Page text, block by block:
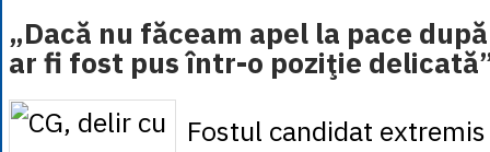
1 KRW= 0.3047
1 MDL = 0.2538
1 MXN= 0.2227
1 PLN= 1.1646
„Dacă nu făceam apel la pace
ar fi fost pus într-o poziţie
Fostul candidat